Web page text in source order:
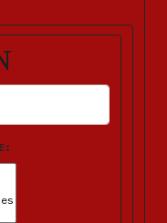
FELDER AUS.